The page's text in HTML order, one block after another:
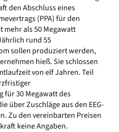
den Abschluss eines
(PPA) für den
als 50 Megawatt
rund 55
sollen produziert werden,
hieß. Sie schlossen
von elf Jahren. Teil
für 30 Megawatt des
über Zuschläge aus den EEG-
Zu den vereinbarten Preisen
keine Angaben.